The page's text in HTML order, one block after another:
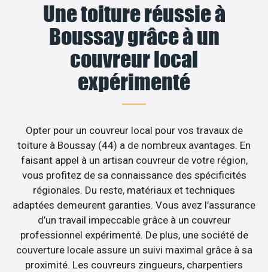
Une toiture réussie à
Boussay grâce à un
couvreur local
expérimenté
Opter pour un couvreur local pour vos travaux de
toiture à Boussay (44) a de nombreux avantages. En
faisant appel à un artisan couvreur de votre région,
vous profitez de sa connaissance des spécificités
régionales. Du reste, matériaux et techniques
adaptées demeurent garanties. Vous avez l’assurance
d’un travail impeccable grâce à un couvreur
professionnel expérimenté. De plus, une société de
couverture locale assure un suivi maximal grâce à sa
proximité. Les couvreurs zingueurs, charpentiers